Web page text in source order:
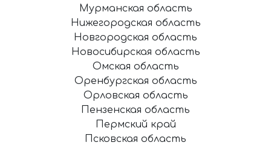
Мурманская область
Нижегородская область
Новгородская область
Новосибирская область
Омская область
Оренбургская область
Орловская область
Пензенская область
Пермский край
Псковская область